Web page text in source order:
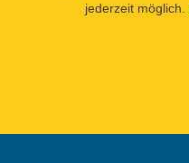
jederzeit möglich.